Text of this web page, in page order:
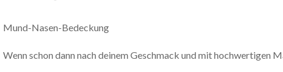
Mund-Nasen-Bedeckung
Wenn schon dann nach deinem Geschmack und mit hochwertigen